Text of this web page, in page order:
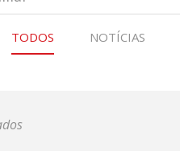
TODOS NOTÍCIAS